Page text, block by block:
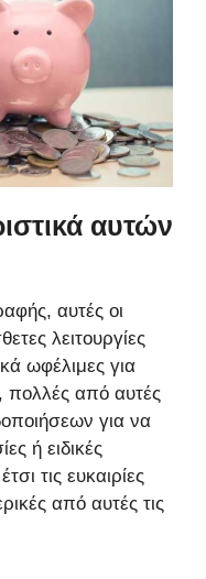
αυτών
αυτές οι
λειτουργίες
ωφέλιμες για
πολλές από αυτές
για να
ή ειδικές
τις ευκαιρίες
από αυτές τις